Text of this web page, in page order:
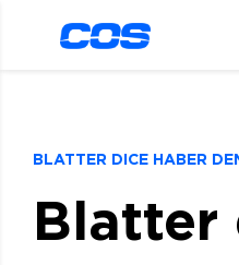
BLATTER DICE HABER
Blatter